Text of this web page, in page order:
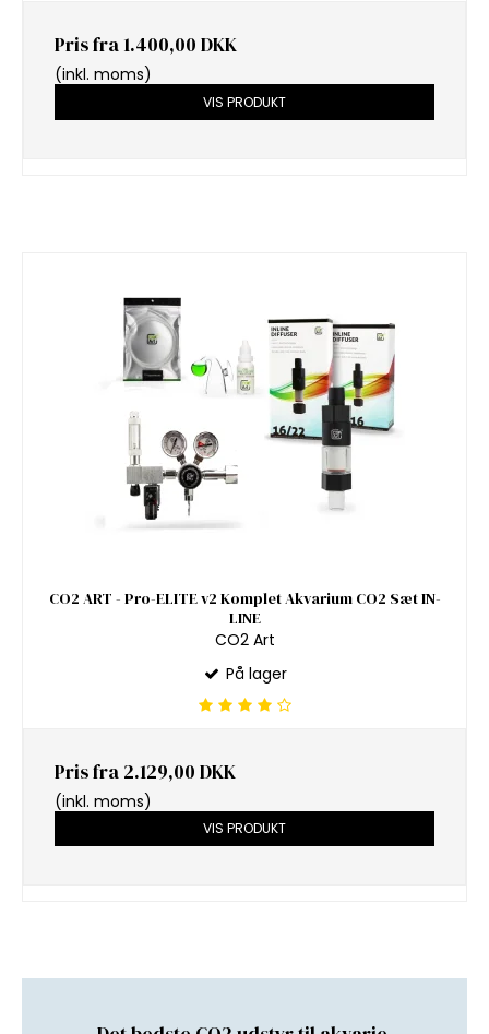
Pris fra 1.400,00 DKK
(inkl. moms)
VIS PRODUKT
CO2 ART - Pro-ELITE v2 Komplet Akvarium CO2 Sæt IN-
LINE
CO2 Art
På lager
Pris fra 2.129,00 DKK
(inkl. moms)
VIS PRODUKT